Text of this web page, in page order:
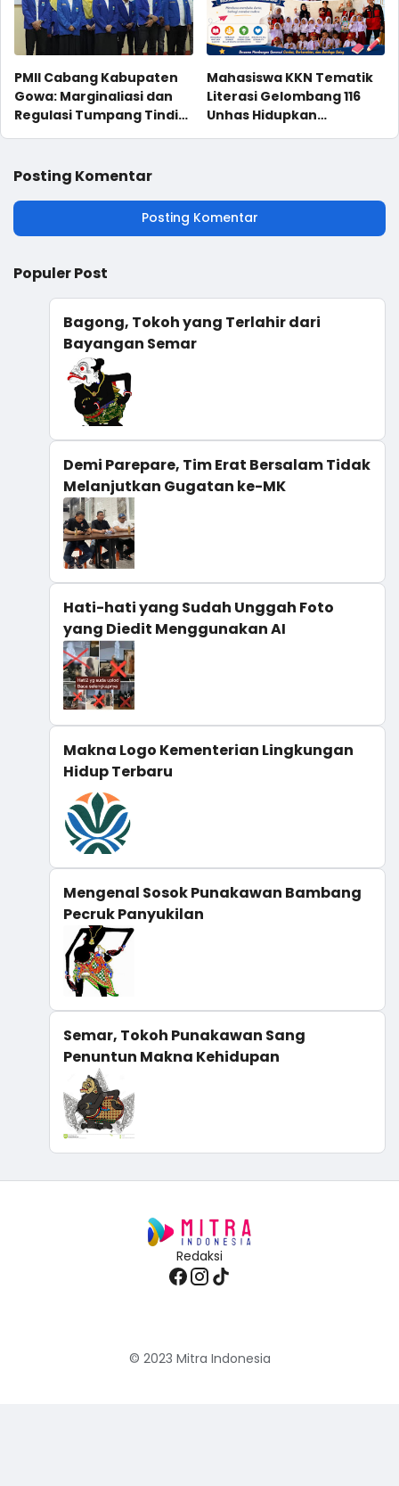
PMII Cabang Kabupaten
Gowa: Marginaliasi dan
Regulasi Tumpang Tindih
Naungan Kementrian
Agama RI
Mahasiswa KKN Tematik
Literasi Gelombang 116
Unhas Hidupkan
Posting Komentar
Posting Komentar
Populer Post
Bagong, Tokoh yang Terlahir dari
Bayangan Semar
Demi Parepare, Tim Erat Bersalam Tidak
Melanjutkan Gugatan ke-MK
Hati-hati yang Sudah Unggah Foto
yang Diedit Menggunakan AI
Makna Logo Kementerian Lingkungan
Hidup Terbaru
Mengenal Sosok Punakawan Bambang
Pecruk Panyukilan
Semar, Tokoh Punakawan Sang
Penuntun Makna Kehidupan
Redaksi
© 2023 Mitra Indonesia